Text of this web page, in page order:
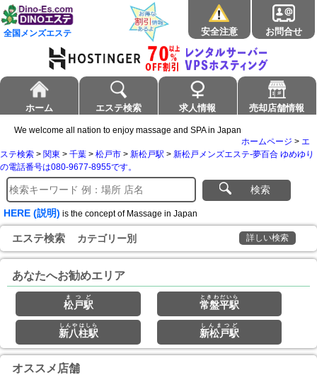
全国メンズエステ 安全注意 お問合せ
ホーム エステ検索 求人情報 売却店舗情報
We welcome all nation to enjoy massage and SPA in Japan
ホームページ > エ
ステ検索 > 関東 > 千葉 > 松戸市 > 新松戸駅 > 新松戸メンズエステ-夢百合 ゆめゆり
の電話番号は080-9677-8955です。
検索
HERE (説明) is the concept of Massage in Japan
エステ検索 カテゴリー別 詳しい検索
あなたへお勧めエリア
松戸駅
まつど
常盤平駅
ときわだいら
新八柱駅
しんやはしら
新松戸駅
しんまつど
オススメ店舗